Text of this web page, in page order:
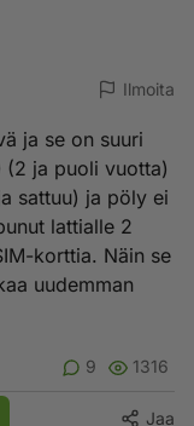
Ilmoita
ja se on suuri
(2 ja puoli vuotta)
sattuu) ja pöly ei
lattialle 2
korttia. Näin se
uudemman
9 1316
Jaa